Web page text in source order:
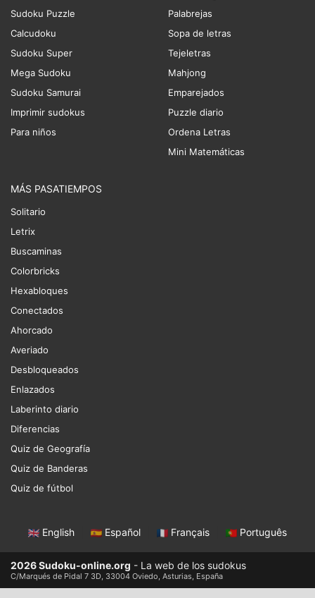
Sudoku Puzzle
Calcudoku
Sudoku Super
Mega Sudoku
Sudoku Samurai
Imprimir sudokus
Para niños
Palabrejas
Sopa de letras
Tejeletras
Mahjong
Emparejados
Puzzle diario
Ordena Letras
Mini Matemáticas
MÁS PASATIEMPOS
Solitario
Letrix
Buscaminas
Colorbricks
Hexabloques
Conectados
Ahorcado
Averiado
Desbloqueados
Enlazados
Laberinto diario
Diferencias
Quiz de Geografía
Quiz de Banderas
Quiz de fútbol
English Español Français Português
2026 Sudoku-online.org - La web de los sudokus
C/Marqués de Pidal 7 3D, 33004 Oviedo, Asturias, España